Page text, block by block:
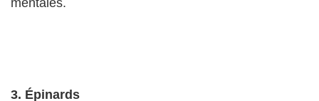
mentales.
3. Épinards